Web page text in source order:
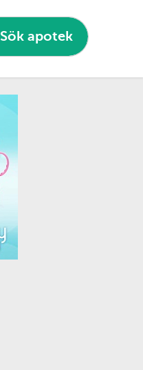
Sök apotek